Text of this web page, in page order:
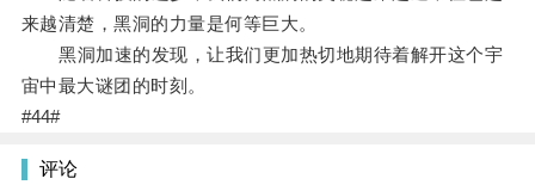
来越清楚，黑洞的力量是何等巨大。
黑洞加速的发现，让我们更加热切地期待着解开这个宇
宙中最大谜团的时刻。
#44#
评论